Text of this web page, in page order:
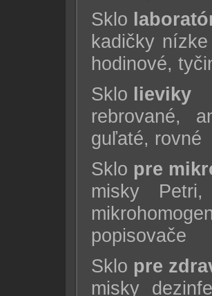
Sklo
kadičky
hodinové,
Sklo lieviky
rebrované,
guľaté, rovné
Sklo pre
misky
popisovače
Sklo pre
misky